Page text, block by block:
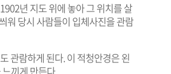
년 지도 위에 놓아 그 위치를 살
워 당시 사람들이 입체사진을 관람
관람하게 된다. 이 적청안경은 왼
끼게 만든다.